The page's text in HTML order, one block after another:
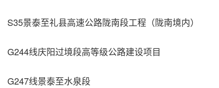
S35景泰至礼县高速公路陇南段工程（陇南境内）
G244线庆阳过境段高等级公路建设项目
G247线景泰至水泉段